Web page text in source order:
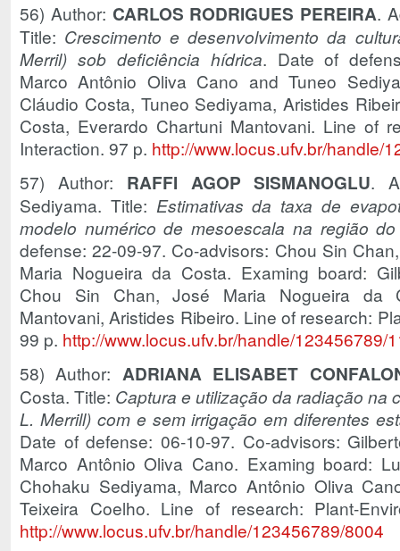
56) Author: CARLOS RODRIGUES PEREIRA.
Title: Crescimento e desenvolvimento da
Merril) sob deficiência hídrica. Date of
Marco Antônio Oliva Cano and Tuneo
Cláudio Costa, Tuneo Sediyama, Aristides
Costa, Everardo Chartuni Mantovani. Line of
Interaction. 97 p. http://www.locus.ufv.br/handle/
57) Author: RAFFI AGOP SISMANOGLU.
Sediyama. Title: Estimativas da taxa de
modelo numérico de mesoescala na região
defense: 22-09-97. Co-advisors: Chou Sin
Maria Nogueira da Costa. Examing board:
Chou Sin Chan, José Maria Nogueira da
Mantovani, Aristides Ribeiro. Line of research:
99 p. http://www.locus.ufv.br/handle/123456789/
58) Author: ADRIANA ELISABET
Costa. Title: Captura e utilização da radiação na
L. Merrill) com e sem irrigação em diferentes
Date of defense: 06-10-97. Co-advisors:
Marco Antônio Oliva Cano. Examing board:
Chohaku Sediyama, Marco Antônio Oliva
Teixeira Coelho. Line of research: Plant-
http://www.locus.ufv.br/handle/123456789/8004